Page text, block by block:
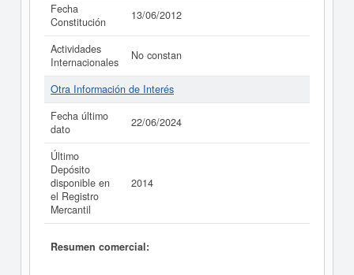
Fecha
Constitución
13/06/2012
Actividades
Internacionales
No constan
Otra Información de Interés
Fecha último
dato
22/06/2024
Último
Depósito
disponible en
el Registro
Mercantil
2014
Resumen comercial: